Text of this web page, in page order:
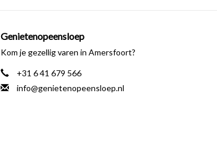
Genietenopeensloep
Kom je gezellig varen in Amersfoort?
+31 6 41 679 566
info@genietenopeensloep.nl